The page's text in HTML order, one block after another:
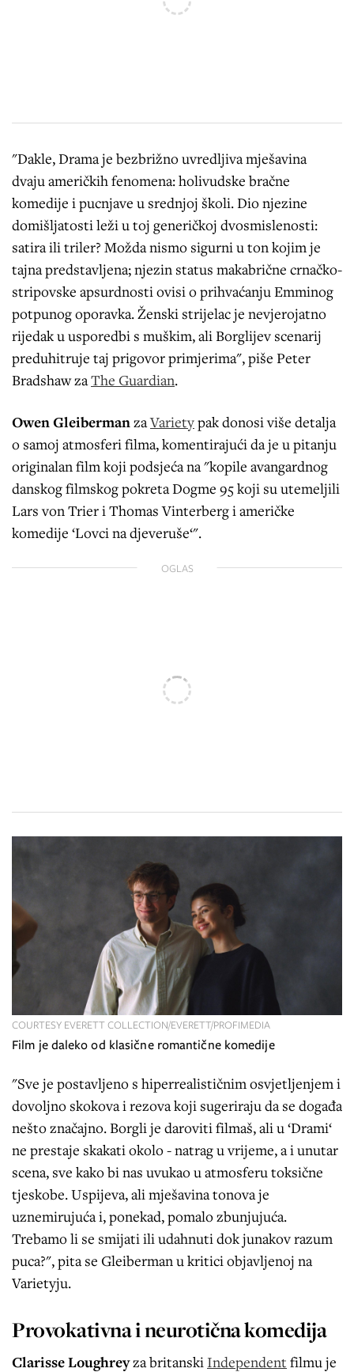
"Dakle, Drama je bezbrižno uvredljiva mješavina
dvaju američkih fenomena: holivudske bračne
komedije i pucnjave u srednjoj školi. Dio njezine
domišljatosti leži u toj generičkoj dvosmislenosti:
satira ili triler? Možda nismo sigurni u ton kojim je
tajna predstavljena; njezin status makabrične crnačko-
stripovske apsurdnosti ovisi o prihvaćanju Emminog
potpunog oporavka. Ženski strijelac je nevjerojatno
rijedak u usporedbi s muškim, ali Borglijev scenarij
preduhitruje taj prigovor primjerima", piše Peter
BradshawzaThe Guardian.
Owen GleibermanzaVarietypak donosi više detalja
o samoj atmosferi filma, komentirajući da je u pitanju
originalan film koji podsjeća na "kopile avangardnog
danskog filmskog pokreta Dogme 95 koji su utemeljili
Lars von Trier i Thomas Vinterberg i američke
komedije ‘Lovci na djeveruše‘".
OGLAS
Film je daleko od klasične romantične komedije
COURTESY EVERETT COLLECTION/EVERETT/PROFIMEDIA
"Sve je postavljeno s hiperrealističnim osvjetljenjem i
dovoljno skokova i rezova koji sugeriraju da se događa
nešto značajno. Borgli je daroviti filmaš, ali u ‘Drami‘
ne prestaje skakati okolo - natrag u vrijeme, a i unutar
scena, sve kako bi nas uvukao u atmosferu toksične
tjeskobe. Uspijeva, ali mješavina tonova je
uznemirujuća i, ponekad, pomalo zbunjujuća.
Trebamo li se smijati ili udahnuti dok junakov razum
puca?", pita se Gleiberman u kritici objavljenoj na
Varietyju.
Provokativna i neurotična komedija
Clarisse Loughreyza britanski Independent filmu je